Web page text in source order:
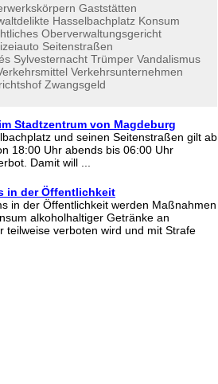
Gaststätten
Hasselbachplatz Konsum
Oberverwaltungsgericht
Seitenstraßen
Sylvesternacht Trümper Vandalismus
Verkehrsunternehmen
Zwangsgeld
Stadtzentrum von Magdeburg
und seinen Seitenstraßen gilt ab
18:00 Uhr abends bis 06:00 Uhr
Damit will ...
in der Öffentlichkeit
in der Öffentlichkeit werden Maßnahmen
alkoholhaltiger Getränke an
teilweise verboten wird und mit Strafe